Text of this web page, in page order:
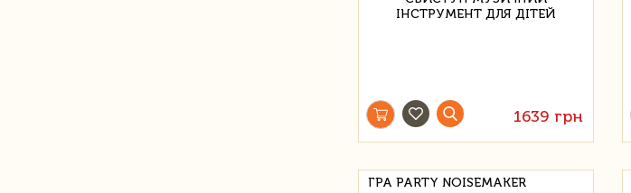
1639 грн
ГРА PARTY NOISEMAKER